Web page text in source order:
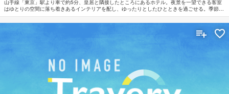
山手線「東京」駅より車で約5分、皇居と隣接したところにあるホテル。夜景を一望できる客室
はゆとりの空間に落ち着きあるインテリアを配し、ゆったりとしたひとときを過ごせる。季節の
素材を用いた料理が堪能できるレストランは多彩なメニューが魅力。周辺は名所や観光地が点在
する観光の拠点として便利なロケーション。都営地下鉄「神保町駅」A9出口まで徒歩約5分。羽